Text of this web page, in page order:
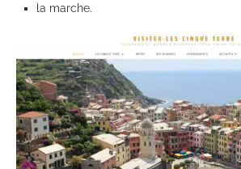
la marche.